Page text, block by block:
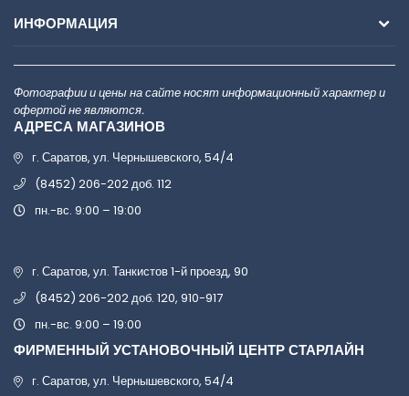
ИНФОРМАЦИЯ
Фотографии и цены на сайте носят информационный характер и
офертой не являются.
АДРЕСА МАГАЗИНОВ
г. Саратов, ул. Чернышевского, 54/4
(8452) 206-202 доб. 112
пн.-вс. 9:00 – 19:00
г. Саратов, ул. Танкистов 1-й проезд, 90
(8452) 206-202 доб. 120, 910-917
пн.-вс. 9:00 – 19:00
ФИРМЕННЫЙ УСТАНОВОЧНЫЙ ЦЕНТР СТАРЛАЙН
г. Саратов, ул. Чернышевского, 54/4